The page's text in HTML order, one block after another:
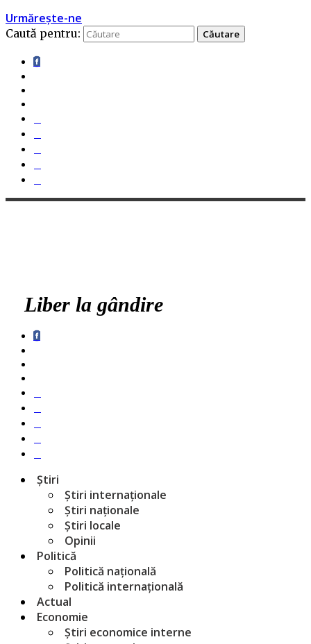
Urmărește-ne
Caută pentru:
Liber la gândire
Știri
Știri internaționale
Știri naționale
Știri locale
Opinii
Politică
Politică națională
Politică internațională
Actual
Economie
Știri economice interne